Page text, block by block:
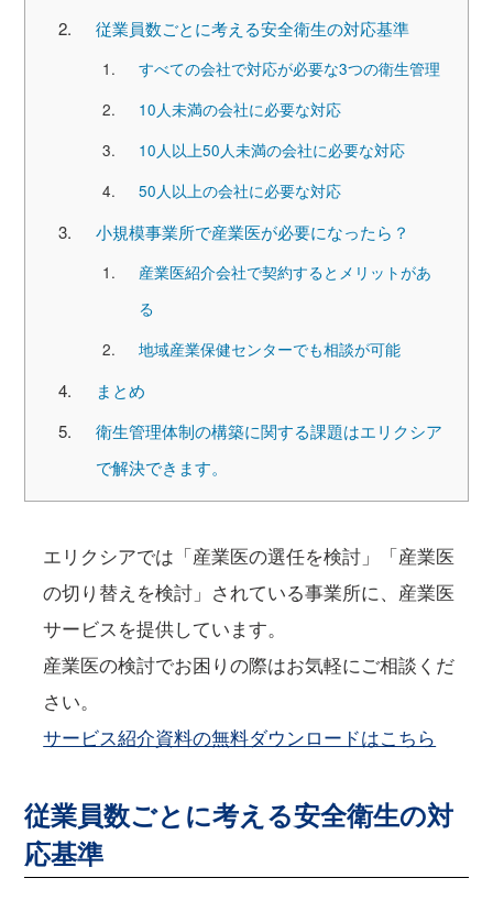
従業員数ごとに考える安全衛生の対応基準
すべての会社で対応が必要な3つの衛生管理
10人未満の会社に必要な対応
10人以上50人未満の会社に必要な対応
50人以上の会社に必要な対応
小規模事業所で産業医が必要になったら？
産業医紹介会社で契約するとメリットがあ
る
地域産業保健センターでも相談が可能
まとめ
衛生管理体制の構築に関する課題はエリクシア
で解決できます。
エリクシアでは「産業医の選任を検討」「産業医
の切り替えを検討」されている事業所に、産業医
サービスを提供しています。
産業医の検討でお困りの際はお気軽にご相談くだ
さい。
サービス紹介資料の無料ダウンロードはこちら
従業員数ごとに考える安全衛生の対
応基準